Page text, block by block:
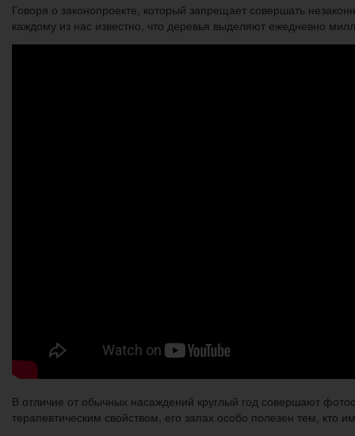
Говоря о законопроекте, который запрещает совершать
каждому из нас известно, что деревья выделяют ежедневно
В отличие от обычных насаждений круглый год совершают
терапевтическим свойством, его запах особо полезен тем, кто